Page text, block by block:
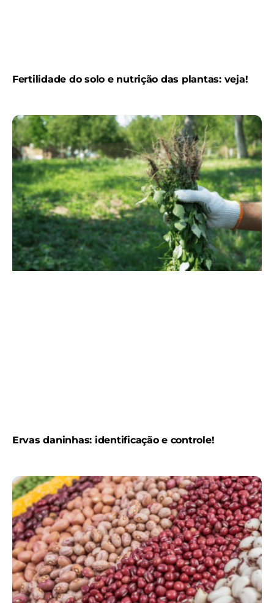
Fertilidade do solo e nutrição das plantas: veja!
Ervas daninhas: identificação e controle!